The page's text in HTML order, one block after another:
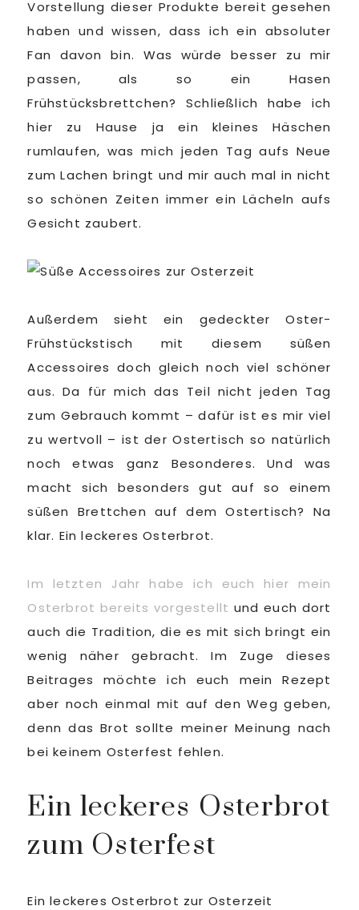
Vorstellung dieser Produkte bereit gesehen
haben und wissen, dass ich ein absoluter
Fan davon bin. Was würde besser zu mir
passen, als so ein Hasen
Frühstücksbrettchen? Schließlich habe ich
hier zu Hause ja ein kleines Häschen
rumlaufen, was mich jeden Tag aufs Neue
zum Lachen bringt und mir auch mal in nicht
so schönen Zeiten immer ein Lächeln aufs
Gesicht zaubert.
Außerdem sieht ein gedeckter Oster-
Frühstückstisch mit diesem süßen
Accessoires doch gleich noch viel schöner
aus. Da für mich das Teil nicht jeden Tag
zum Gebrauch kommt – dafür ist es mir viel
zu wertvoll – ist der Ostertisch so natürlich
noch etwas ganz Besonderes. Und was
macht sich besonders gut auf so einem
süßen Brettchen auf dem Ostertisch? Na
klar. Ein leckeres Osterbrot.
Im letzten Jahr habe ich euch hier mein
Osterbrot bereits vorgestellt und euch dort
auch die Tradition, die es mit sich bringt ein
wenig näher gebracht. Im Zuge dieses
Beitrages möchte ich euch mein Rezept
aber noch einmal mit auf den Weg geben,
denn das Brot sollte meiner Meinung nach
bei keinem Osterfest fehlen.
Ein leckeres Osterbrot
zum Osterfest
Ein leckeres Osterbrot zur Osterzeit